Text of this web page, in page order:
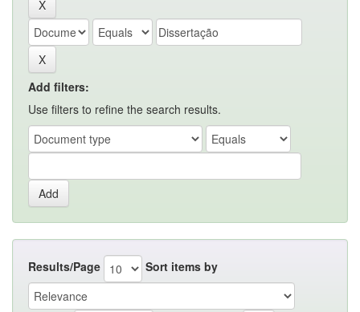
Add filters:
Use filters to refine the search results.
Results/Page Sort items by